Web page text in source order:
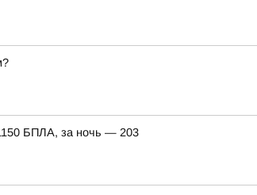
БПЛА, за ночь — 203